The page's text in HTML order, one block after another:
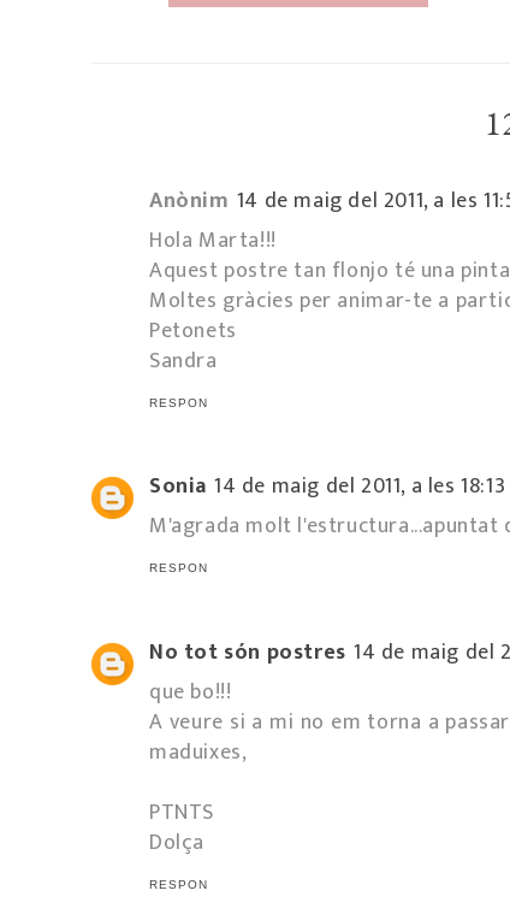
Anònim 14 de maig del 2011, a les
Hola Marta!!!
Aquest postre tan flonjo té una
Moltes gràcies per animar-te a
Petonets
Sandra
RESPON
Sonia 14 de maig del 2011, a les 18:13
M'agrada molt l'estructura...apuntat
RESPON
No tot són postres 14 de maig del
que bo!!!
A veure si a mi no em torna a
maduixes,
PTNTS
Dolça
RESPON